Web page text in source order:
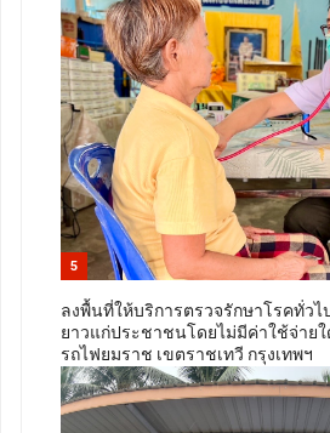
5
ลงพื้นที่ให้บริการตรวจรักษาโรคทั่ว
ยาวแก่ประชาชนโดยไม่มีค่าใช้จ่าย
รถไฟยมราช เขตราชเทวี กรุงเทพฯ